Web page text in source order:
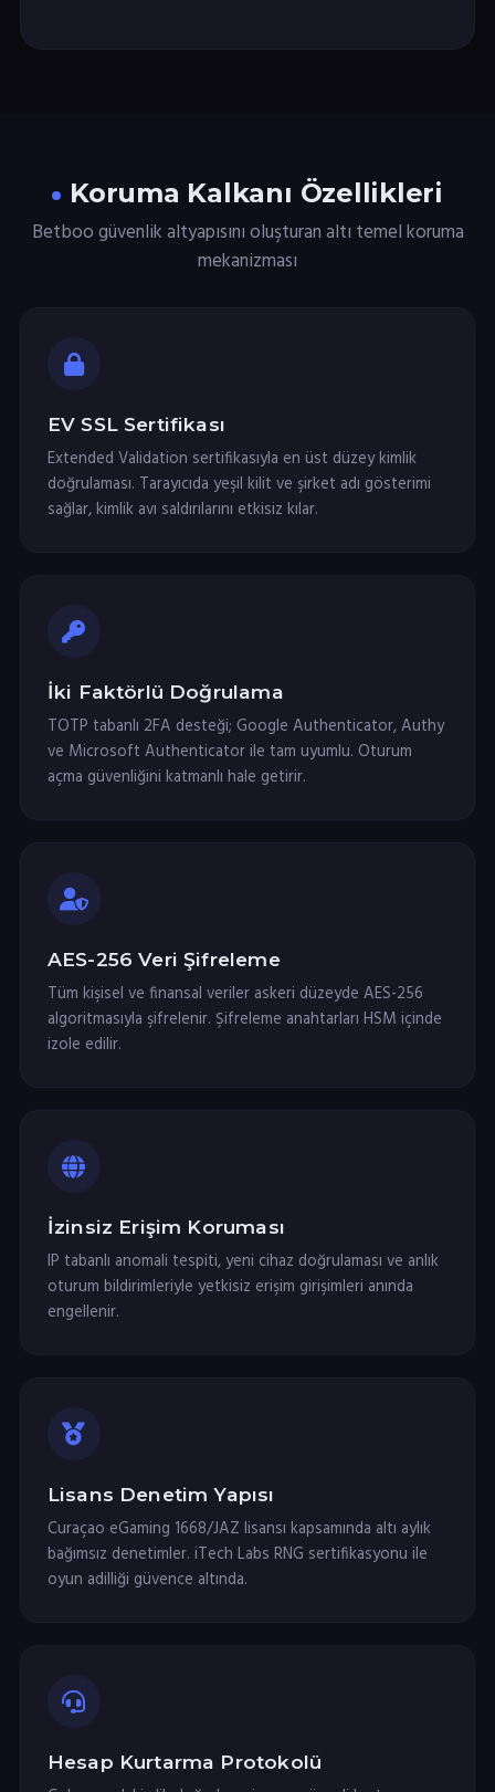
Koruma Kalkanı Özellikleri
Betboo güvenlik altyapısını oluşturan altı temel koruma
mekanizması
EV SSL Sertifikası
Extended Validation sertifikasıyla en üst düzey kimlik
doğrulaması. Tarayıcıda yeşil kilit ve şirket adı gösterimi
sağlar, kimlik avı saldırılarını etkisiz kılar.
İki Faktörlü Doğrulama
TOTP tabanlı 2FA desteği; Google Authenticator, Authy
ve Microsoft Authenticator ile tam uyumlu. Oturum
açma güvenliğini katmanlı hale getirir.
AES-256 Veri Şifreleme
Tüm kişisel ve finansal veriler askeri düzeyde AES-256
algoritmasıyla şifrelenir. Şifreleme anahtarları HSM içinde
izole edilir.
İzinsiz Erişim Koruması
IP tabanlı anomali tespiti, yeni cihaz doğrulaması ve anlık
oturum bildirimleriyle yetkisiz erişim girişimleri anında
engellenir.
Lisans Denetim Yapısı
Curaçao eGaming 1668/JAZ lisansı kapsamında altı aylık
bağımsız denetimler. iTech Labs RNG sertifikasyonu ile
oyun adilliği güvence altında.
Hesap Kurtarma Protokolü